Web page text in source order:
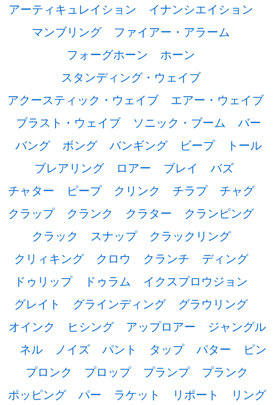
アーティキュレイション
イナンシエイション
マンブリング
ファイアー・アラーム
フォーグホーン
ホーン
スタンディング・ウェイブ
アクースティック・ウェイブ
エアー・ウェイブ
ブラスト・ウェイブ
ソニック・ブーム
バー
バング
ボング バンギング ビープ
トール
ブレアリング
ロアー ブレイ
バズ
チャター
ピープ クリンク チラプ
チャグ
クラップ
クランク クラター
クランピング
クラック
スナップ
クラックリング
クリィキング
クロウ クランチ
ディング
ドゥリップ
ドゥラム
イクスプロウジョン
グレイト
グラインディング
グラウリング
オインク
ヒシング アップロアー
ジャングル
ネル
ノイズ パント タップ パター
ピン
プロンク
プロップ プランプ
プランク
ポッピング
パー ラケット リポート
リング